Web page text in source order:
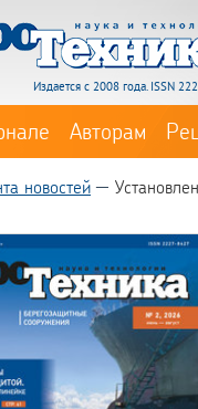
Издается с 2008 года. ISSN
Авторам
новостей